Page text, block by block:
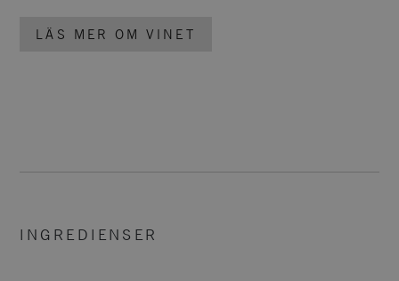
LÄS MER OM VINET
INGREDIENSER